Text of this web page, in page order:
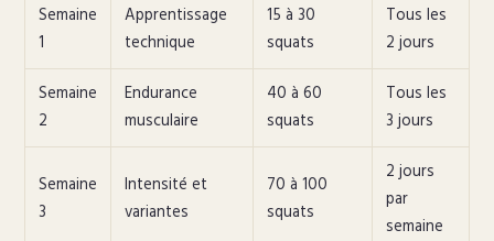
Semaine
1
Apprentissage
technique
15 à 30
squats
Tous les
2 jours
Semaine
2
Endurance
musculaire
40 à 60
squats
Tous les
3 jours
Semaine
3
Intensité et
variantes
70 à 100
squats
2 jours
par
semaine